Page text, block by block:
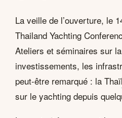
La veille de l’ouverture, le
Thailand Yachting
Ateliers et séminaires sur
investissements, les
peut-être remarqué : la Thaï
sur le yachting depuis